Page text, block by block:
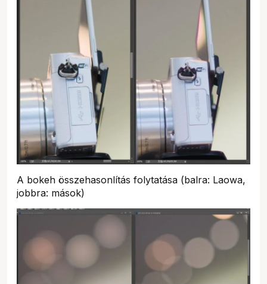
A bokeh összehasonlítás folytatása (balra: Laowa,
jobbra: mások)